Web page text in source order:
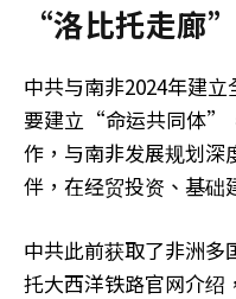
“洛比托走廊
中共与南非2024年建
要建立“命运共同体
作，与南非发展规划深
伴，在经贸投资、基础
中共此前获取了非洲多
托大西洋铁路官网介绍